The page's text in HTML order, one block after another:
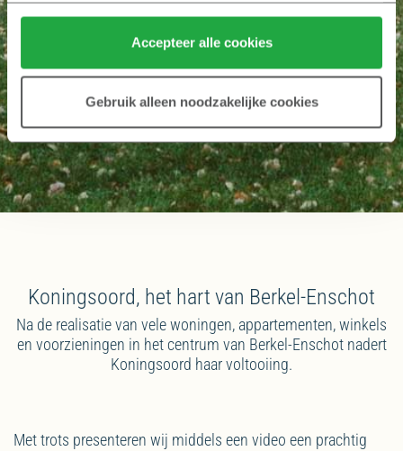
Klik hier voor meer informatie over ons cookiebeleid.
Accepteer alle cookies
Gebruik alleen noodzakelijke cookies
Koningsoord, het hart van Berkel-Enschot
Na de realisatie van vele woningen, appartementen, winkels
en voorzieningen in het centrum van Berkel-Enschot nadert
Koningsoord haar voltooiing.
Met trots presenteren wij middels een video een prachtig